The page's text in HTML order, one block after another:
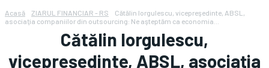
Acasă ZIARUL FINANCIAR - RS
Cătălin Iorgulescu, vicepreşedinte, ABSL,
asociaţia companiilor din outsourcing: Ne aşteptăm ca economia...
Cătălin Iorgulescu,
vicepreşedinte, ABSL, asociaţia